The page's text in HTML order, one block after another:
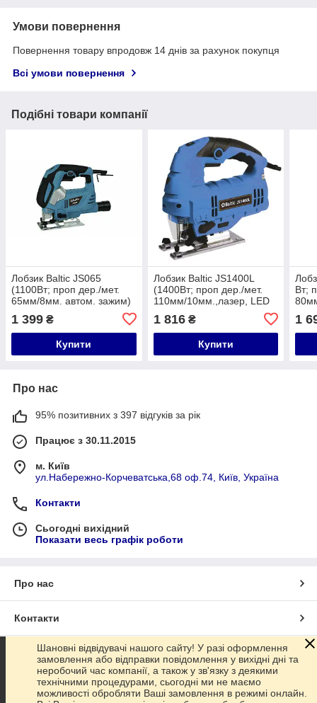
Умови повернення
Повернення товару впродовж 14 днів за рахунок покупця
Всі умови повернення
Подібні товари компанії
Лобзик Baltic JS065
(1100Вт; проп дер./мет.
65мм/8мм. автом. зажим)
1 399 ₴
Купити
Лобзик Baltic JS1400L
(1400Вт; проп дер./мет.
110мм/10мм.,лазер, LED
1 816₴
Купити
Вт;
1
Про нас
95% позитивних з 397 відгуків за рік
Працює з 30.11.2015
м. Київ
ул.Набережно-Корчеватська,68 оф.74, Київ, Україна
Контакти
Сьогодні вихідний
Показати весь графік роботи
Про нас
Контакти
Доставка та оплата
Графік роботи
Шановні відвідувачі нашого сайту! У разі оформлення
замовлення або відправки повідомлення у вихідні дні та
неробочий час компанії, а також у зв'язку з деякими
технічними процедурами, сьогодні ми не маємо
можливості обробляти Ваші замовлення в режимі онлайн.